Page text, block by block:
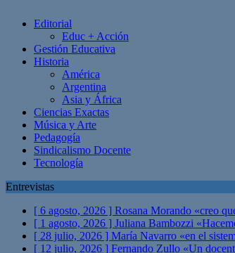
Editorial
Educ + Acción
Gestión Educativa
Historia
América
Argentina
Asia y África
Ciencias Exactas
Música y Arte
Pedagogía
Sindicalismo Docente
Tecnología
Entrevistas
[ 6 agosto, 2026 ] Rosana Morando «creo
[ 1 agosto, 2026 ] Juliana Bambozzi
[ 28 julio, 2026 ] María Navarro «en el
[ 12 julio, 2026 ] Fernando Zullo «Un